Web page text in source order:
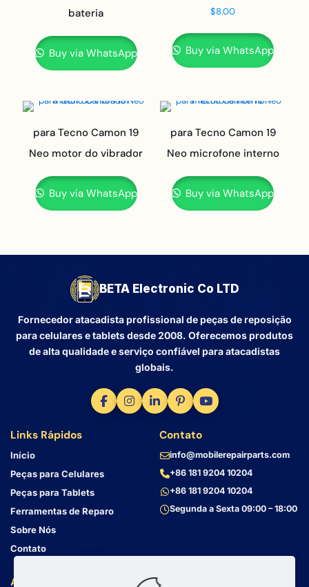
bateria
Buy via WhatsApp
$8.00
Buy via WhatsApp
para Tecno Camon 19
Neo motor do vibrador
Buy via WhatsApp
para Tecno Camon 19
Neo microfone interno
Buy via WhatsApp
BETA Electronic Co LTD
Fornecedor atacadista profissional de peças de reposição
para celulares e tablets desde 2008. Oferecemos produtos
de alta qualidade e serviço confiável para atacadistas
globais.
Links Rápidos
Início
Peças para Celulares
Peças para Tablets
Ferramentas de Reparo
Sobre Nós
Contato
Atendimento ao Cliente
Contato
info@mobilerepairparts.com
+86 181 9204 10204
+86 181 9204 10204
Segunda a Sexta 09:00 – 18:00
Endereço